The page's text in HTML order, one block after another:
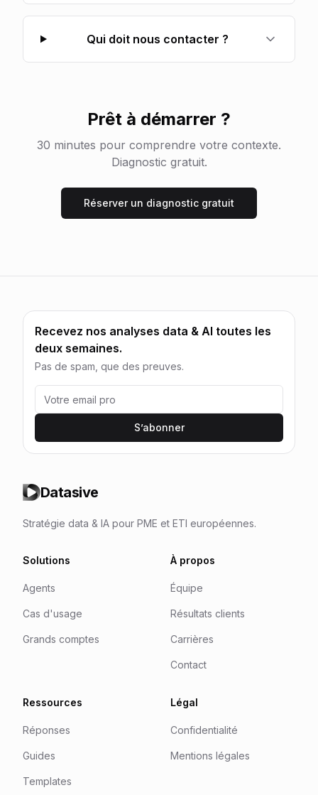
Qui doit nous contacter ?
Prêt à démarrer ?
30 minutes pour comprendre votre contexte.
Diagnostic gratuit.
Réserver un diagnostic gratuit
Recevez nos analyses data & AI toutes les
deux semaines.
Pas de spam, que des preuves.
S’abonner
Datasive
Stratégie data & IA pour PME et ETI européennes.
Solutions
Agents
Cas d'usage
Grands comptes
À propos
Équipe
Résultats clients
Carrières
Contact
Ressources
Réponses
Guides
Templates
Légal
Confidentialité
Mentions légales